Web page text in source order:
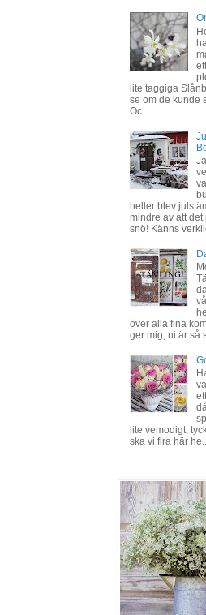
lite taggiga
se om de kunde
Oc...
heller blev
mindre av att det
snö! Känns
över alla fina
ger mig, ni är så
lite vemodigt,
ska vi fira här